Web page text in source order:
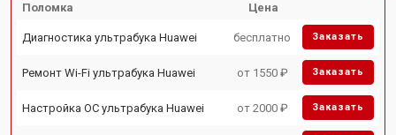
Поломка Цена
Диагностика ультрабука Huawei бесплатно Заказать
Ремонт Wi-Fi ультрабука Huawei от 1550 ₽ Заказать
Настройка ОС ультрабука Huawei от 2000 ₽ Заказать